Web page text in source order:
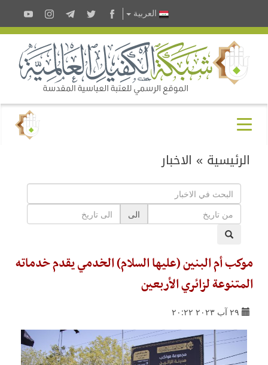
العربية
الرئيسية » الاخبار
الى
موكب أم البنين (عليها السلام) الخدمي يقدم خدماته
المتنوعة لزائري الأربعين
٢٩ آب ٢٠٢٣ ٢٠:٢٢